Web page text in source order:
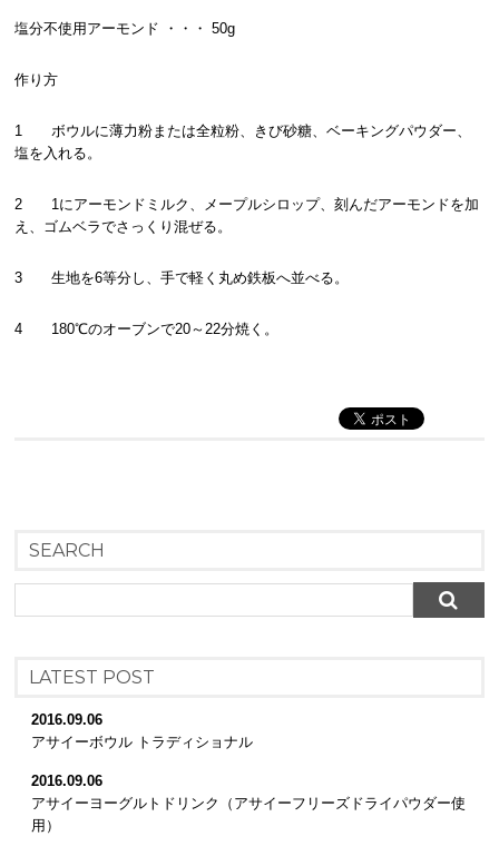
塩分不使用アーモンド ・・・ 50g
作り方
1 ボウルに薄力粉または全粒粉、きび砂糖、ベーキングパウダー、
塩を入れる。
2 1にアーモンドミルク、メープルシロップ、刻んだアーモンドを加
え、ゴムベラでさっくり混ぜる。
3 生地を6等分し、手で軽く丸め鉄板へ並べる。
4 180℃のオーブンで20～22分焼く。
SEARCH
LATEST POST
2016.09.06
アサイーボウル トラディショナル
2016.09.06
アサイーヨーグルトドリンク（アサイーフリーズドライパウダー使
用）